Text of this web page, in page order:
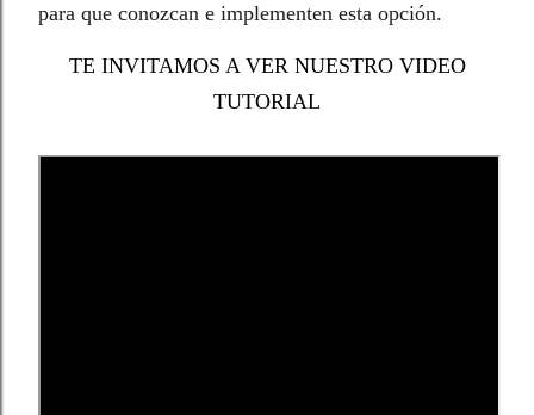
para que conozcan e implementen esta opción.
TE INVITAMOS A VER NUESTRO VIDEO
TUTORIAL